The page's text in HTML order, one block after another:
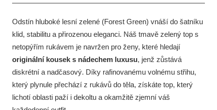
Odstín hluboké lesní zelené (Forest Green) vnáší do šatníku
klid, stabilitu a přirozenou eleganci. Náš tmavě zelený top s
netopýřím rukávem je navržen pro ženy, které hledají
originální kousek s nádechem luxusu, jenž zůstává
diskrétní a nadčasový. Díky rafinovanému volnému střihu,
který plynule přechází z rukávů do těla, získáte top, který
lichotí oblasti paží i dekoltu a okamžitě zjemní váš